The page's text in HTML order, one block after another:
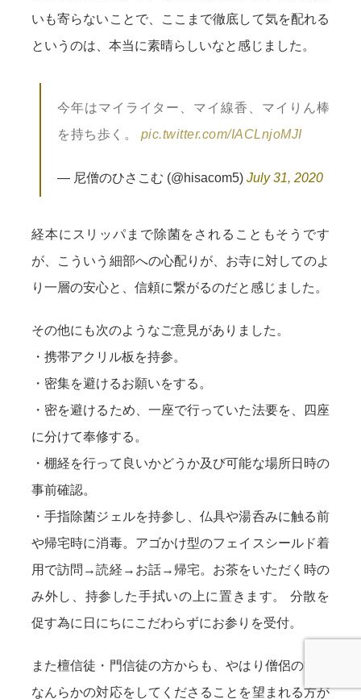
いも寄らないことで、ここまで徹底して気を配れる
というのは、本当に素晴らしいなと感じました。
今年はマイライター、マイ線香、マイりん棒
を持ち歩く。 pic.twitter.com/IACLnjoMJI
— 尼僧のひさこむ (@hisacom5) July 31, 2020
経本にスリッパまで除菌をされることもそうです
が、こういう細部への心配りが、お寺に対してのよ
り一層の安心と、信頼に繋がるのだと感じました。
その他にも次のようなご意見がありました。
・携帯アクリル板を持参。
・密集を避けるお願いをする。
・密を避けるため、一座で行っていた法要を、四座
に分けて奉修する。
・棚経を行って良いかどうか及び可能な場所日時の
事前確認。
・手指除菌ジェルを持参し、仏具や湯呑みに触る前
や帰宅時に消毒。アゴかけ型のフェイスシールド着
用で訪問→読経→お話→帰宅。お茶をいただく時の
み外し、持参した手拭いの上に置きます。 分散を
促す為に日にちにこだわらずにお参りを受付。
また檀信徒・門信徒の方からも、やはり僧侶の方に
なんらかの対応をしてくださることを望まれる方が